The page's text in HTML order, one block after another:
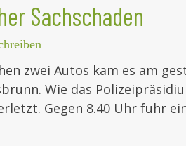
Sachschaden
zwei Autos kam es am
Wie das
Gegen 8.40 Uhr fuhr